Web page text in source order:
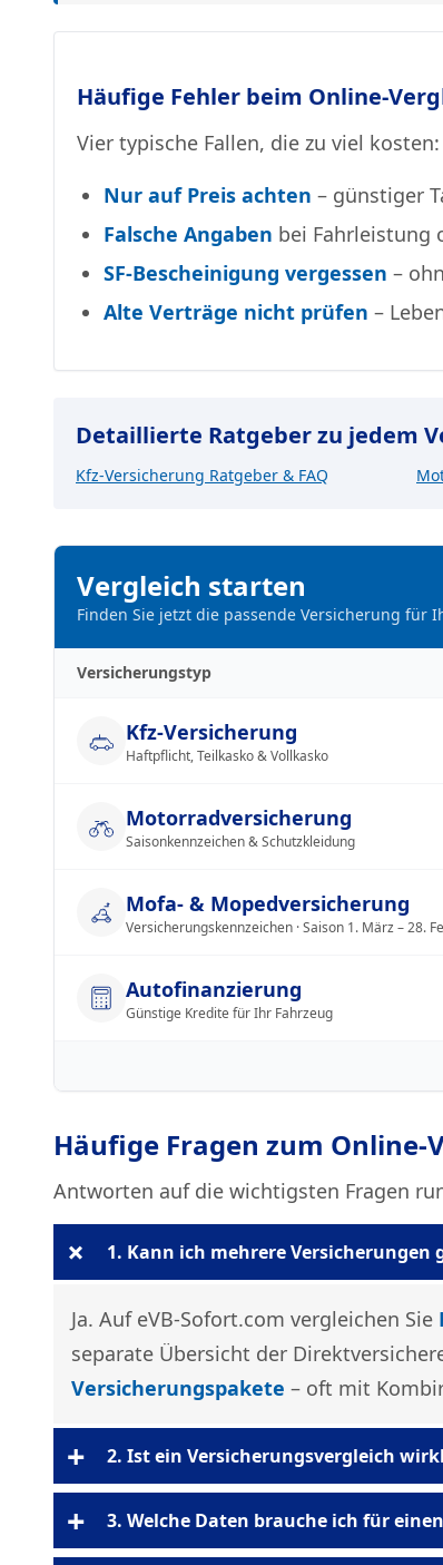
Häufige Fehler beim Online-
Vier typische Fallen, die zu viel kosten:
Nur auf Preis achten – günstiger
Falsche Angaben bei Fahrleistung
SF-Bescheinigung vergessen –
Alte Verträge nicht prüfen –
Detaillierte Ratgeber zu jedem
Kfz-Versicherung Ratgeber & FAQ
Vergleich starten
Finden Sie jetzt die passende Versicherung für
Versicherungstyp
Kfz-Versicherung
Haftpflicht, Teilkasko & Vollkasko
Motorradversicherung
Saisonkennzeichen & Schutzkleidung
Mofa- & Mopedversicherung
Versicherungskennzeichen · Saison 1. März – 28.
Autofinanzierung
Günstige Kredite für Ihr Fahrzeug
Häufige Fragen zum
Antworten auf die wichtigsten Fragen
+ 1. Kann ich mehrere
Ja. Auf eVB-Sofort.com vergleichen Sie
separate Übersicht der
Versicherungspakete – oft mit
+ 2. Ist ein Versicherungsvergleich
+ 3. Welche Daten brauche ich für